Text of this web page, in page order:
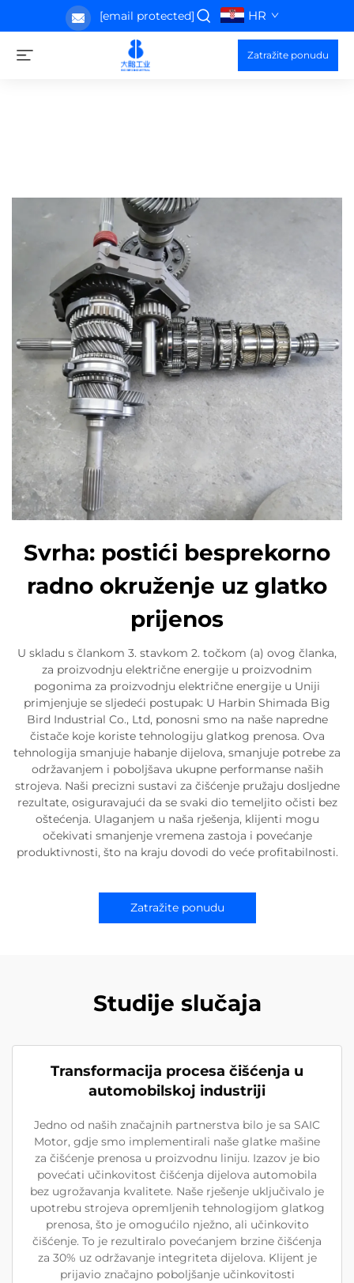
[email protected] HR
Zatražite ponudu
Svrha: postići besprekorno
radno okruženje uz glatko
prijenos
U skladu s člankom 3. stavkom 2. točkom (a) ovog članka,
za proizvodnju električne energije u proizvodnim
pogonima za proizvodnju električne energije u Uniji
primjenjuje se sljedeći postupak: U Harbin Shimada Big
Bird Industrial Co., Ltd, ponosni smo na naše napredne
čistače koje koriste tehnologiju glatkog prenosa. Ova
tehnologija smanjuje habanje dijelova, smanjuje potrebe za
održavanjem i poboljšava ukupne performanse naših
strojeva. Naši precizni sustavi za čišćenje pružaju dosljedne
rezultate, osiguravajući da se svaki dio temeljito očisti bez
oštećenja. Ulaganjem u naša rješenja, klijenti mogu
očekivati smanjenje vremena zastoja i povećanje
produktivnosti, što na kraju dovodi do veće profitabilnosti.
Zatražite ponudu
Studije slučaja
Transformacija procesa čišćenja u
automobilskoj industriji
Jedno od naših značajnih partnerstva bilo je sa SAIC
Motor, gdje smo implementirali naše glatke mašine
za čišćenje prenosa u proizvodnu liniju. Izazov je bio
povećati učinkovitost čišćenja dijelova automobila
bez ugrožavanja kvalitete. Naše rješenje uključivalo je
upotrebu strojeva opremljenih tehnologijom glatkog
prenosa, što je omogućilo nježno, ali učinkovito
čišćenje. To je rezultiralo povećanjem brzine čišćenja
za 30% uz održavanje integriteta dijelova. Klijent je
prijavio značajno poboljšanje učinkovitosti